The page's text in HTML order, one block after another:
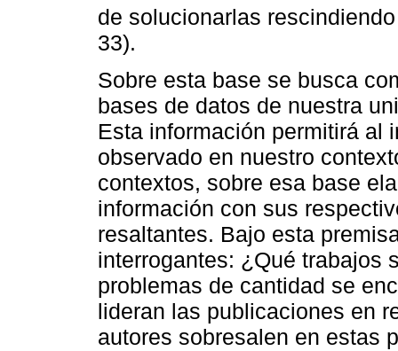
de solucionarlas
33).
Sobre esta base se busca
bases de datos de nuestra
Esta información permitirá al
observado en nuestro
contextos, sobre esa base
información con sus
resaltantes. Bajo esta
interrogantes: ¿Qué trabajos
problemas de cantidad se
lideran las publicaciones en
autores sobresalen en estas